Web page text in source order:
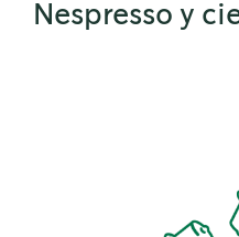
Nespresso y